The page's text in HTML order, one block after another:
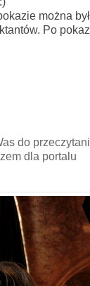
można
Po
do
dla portalu